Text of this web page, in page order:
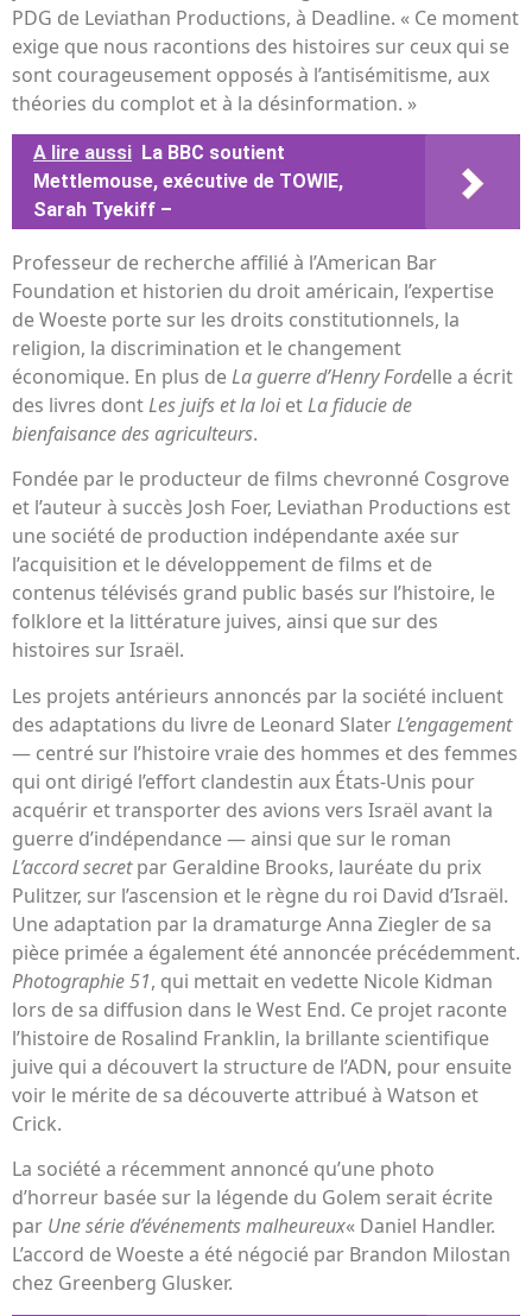
PDG de Leviathan Productions, à Deadline. « Ce moment
exige que nous racontions des histoires sur ceux qui se
sont courageusement opposés à l’antisémitisme, aux
théories du complot et à la désinformation. »
A lire aussi La BBC soutient
Mettlemouse, exécutive de TOWIE,
Sarah Tyekiff –
Professeur de recherche affilié à l’American Bar
Foundation et historien du droit américain, l’expertise
de Woeste porte sur les droits constitutionnels, la
religion, la discrimination et le changement
économique. En plus deLa guerre d’Henry Fordelle a écrit
des livres dontLes juifs et la loietLa fiducie de
bienfaisance des agriculteurs.
Fondée par le producteur de films chevronné Cosgrove
et l’auteur à succès Josh Foer, Leviathan Productions est
une société de production indépendante axée sur
l’acquisition et le développement de films et de
contenus télévisés grand public basés sur l’histoire, le
folklore et la littérature juives, ainsi que sur des
histoires sur Israël.
Les projets antérieurs annoncés par la société incluent
des adaptations du livre de Leonard SlaterL’engagement
— centré sur l’histoire vraie des hommes et des femmes
qui ont dirigé l’effort clandestin aux États-Unis pour
acquérir et transporter des avions vers Israël avant la
guerre d’indépendance — ainsi que sur le roman
L’accord secretpar Geraldine Brooks, lauréate du prix
Pulitzer, sur l’ascension et le règne du roi David d’Israël.
Une adaptation par la dramaturge Anna Ziegler de sa
pièce primée a également été annoncée précédemment.
Photographie 51, qui mettait en vedette Nicole Kidman
lors de sa diffusion dans le West End. Ce projet raconte
l’histoire de Rosalind Franklin, la brillante scientifique
juive qui a découvert la structure de l’ADN, pour ensuite
voir le mérite de sa découverte attribué à Watson et
Crick.
La société a récemment annoncé qu’une photo
d’horreur basée sur la légende du Golem serait écrite
par Une série d’événements malheureux« Daniel Handler.
L’accord de Woeste a été négocié par Brandon Milostan
chez Greenberg Glusker.